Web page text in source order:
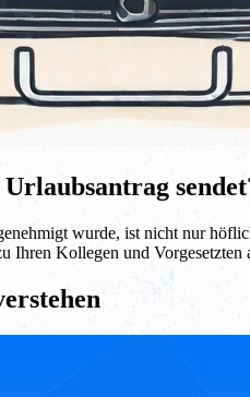
wurde, ist nicht nur
Kollegen und